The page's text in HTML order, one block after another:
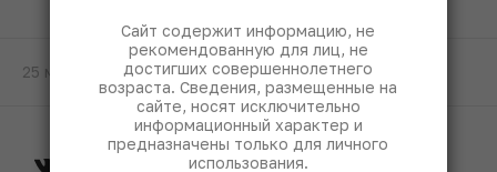
25 мая 2020
Сайт содержит информацию, не
рекомендованную для лиц, не
достигших совершеннолетнего
возраста. Сведения, размещенные на
сайте, носят исключительно
информационный характер и
предназначены только для личного
использования.